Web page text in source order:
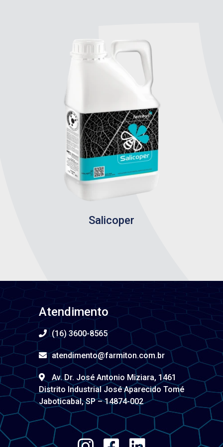
Salicoper
Atendimento
(16) 3600-8565
atendimento@farmiton.com.br
Av. Dr. José Antonio Miziara, 1461
Distrito Industrial José Aparecido Tomé
Jaboticabal, SP – 14874-002